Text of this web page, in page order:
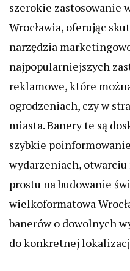
szerokie zastosowanie
Wrocławia, oferując
narzędzia
najpopularniejszych
reklamowe, które
ogrodzeniach, czy w
miasta. Banery te są
szybkie
wydarzeniach,
prostu na budowanie
wielkoformatowa
banerów o dowolnych
do konkretnej